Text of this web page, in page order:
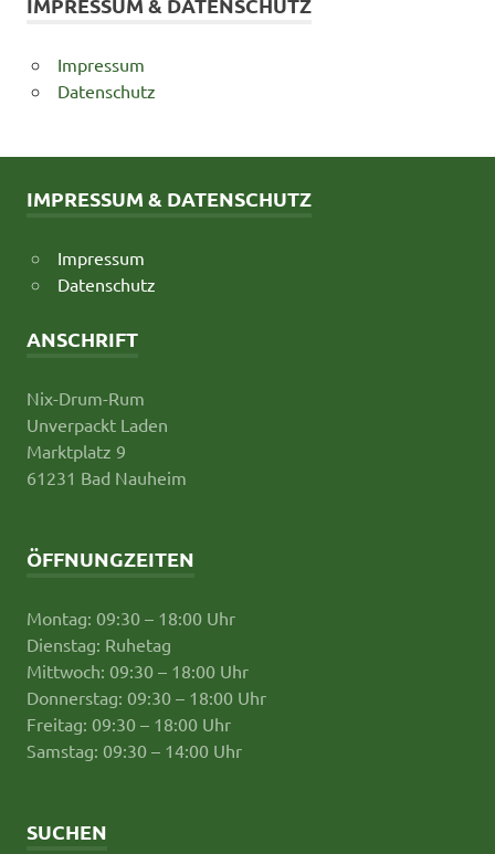
IMPRESSUM & DATENSCHUTZ
Impressum
Datenschutz
IMPRESSUM & DATENSCHUTZ
Impressum
Datenschutz
ANSCHRIFT
Nix-Drum-Rum
Unverpackt Laden
Marktplatz 9
61231 Bad Nauheim
ÖFFNUNGZEITEN
Montag: 09:30 – 18:00 Uhr
Dienstag: Ruhetag
Mittwoch: 09:30 – 18:00 Uhr
Donnerstag: 09:30 – 18:00 Uhr
Freitag: 09:30 – 18:00 Uhr
Samstag: 09:30 – 14:00 Uhr
SUCHEN